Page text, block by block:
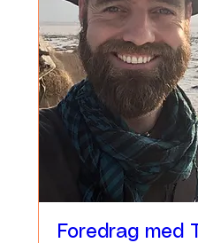
Foredrag med